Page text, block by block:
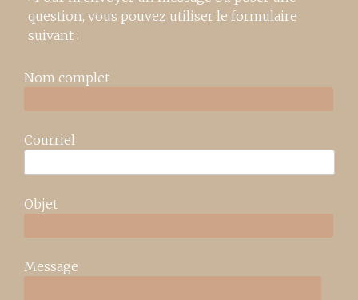
question, vous pouvez utiliser le formulaire
suivant :
Nom complet
Courriel
Objet
Message